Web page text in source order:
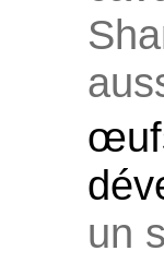
un